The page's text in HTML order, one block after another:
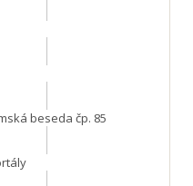
beseda čp. 85